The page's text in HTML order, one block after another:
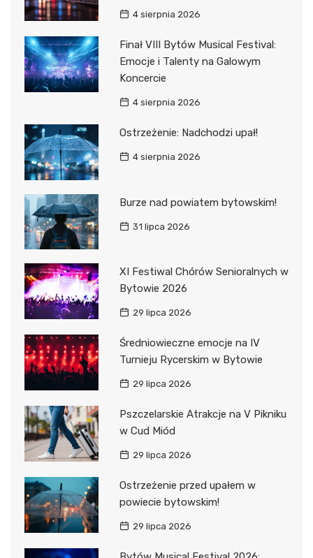
4 sierpnia 2026
Finał VIII Bytów Musical Festival:
Emocje i Talenty na Galowym
Koncercie
4 sierpnia 2026
Ostrzeżenie: Nadchodzi upał!
4 sierpnia 2026
Burze nad powiatem bytowskim!
31 lipca 2026
XI Festiwal Chórów Senioralnych w
Bytowie 2026
29 lipca 2026
Średniowieczne emocje na IV
Turnieju Rycerskim w Bytowie
29 lipca 2026
Pszczelarskie Atrakcje na V Pikniku
w Cud Miód
29 lipca 2026
Ostrzeżenie przed upałem w
powiecie bytowskim!
29 lipca 2026